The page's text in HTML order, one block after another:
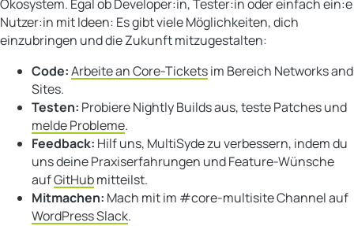
Ökosystem. Egal ob Developer:in, Tester:in oder einfach ein:e
Nutzer:in mit Ideen: Es gibt viele Möglichkeiten, dich
einzubringen und die Zukunft mitzugestalten:
Code:Arbeite an Core-Ticketsim Bereich Networks and
Sites.
Testen: Probiere Nightly Builds aus, teste Patches und
melde Probleme.
Feedback: Hilf uns, MultiSyde zu verbessern, indem du
uns deine Praxiserfahrungen und Feature-Wünsche
aufGitHubmitteilst.
Mitmachen: Mach mit im #core-multisite Channel auf
WordPress Slack.